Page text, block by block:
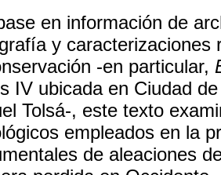
en información de
y caracterizaciones
-en particular,
IV ubicada en Ciudad
Tolsá-, este texto
empleados en la
de aleaciones